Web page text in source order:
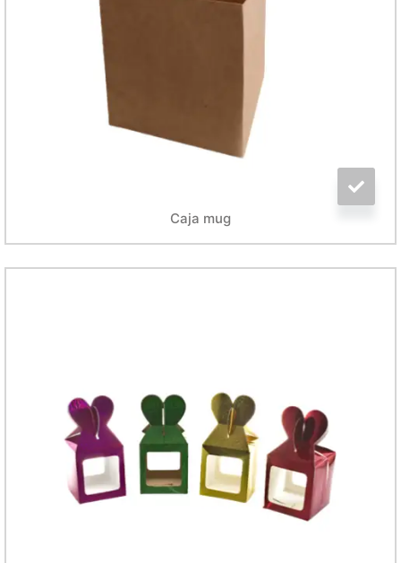
Caja mug